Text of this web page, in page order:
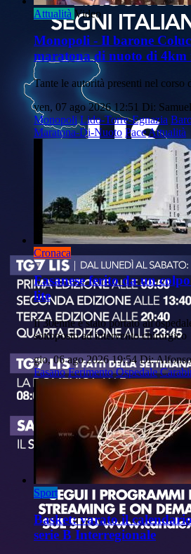
Attualità Video
Monopoli - Il barone
maratona di nuoto di 4km
Tante le autorità presenti nel corso
ven, 07 ago 2026 12:51 Di:
Monopoli Lido-Torre-Egnazia
Maratona-Di-Nuoto PaceAttualità
Cronaca
Fasanese ferito da un
lite
Il 30enne è stato portato
sottoposto ad intervento chirurgico
gio, 06 ago 2026 19:54 Di:
Fasano Ferimento Ospedale
Sport
Basket: varato il
serie B Interregionale